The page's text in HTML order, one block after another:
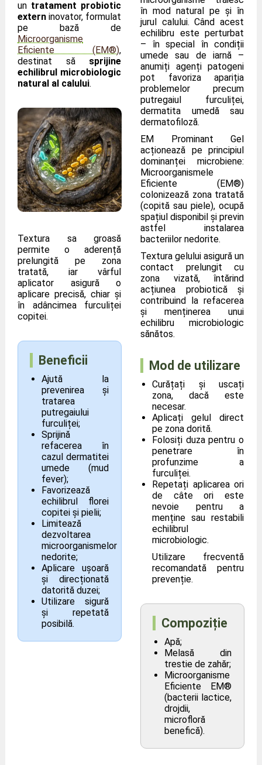
un tratament probiotic
extern inovator, formulat
pe bază de
Microorganisme
Eficiente (EM®),
destinat să sprijine
echilibrul microbiologic
natural al calului.
Textura sa groasă
permite o aderență
prelungită pe zona
tratată, iar vârful
aplicator asigură o
aplicare precisă, chiar și
în adâncimea furculiței
copitei.
Beneficii
Ajută la
prevenirea și
tratarea
putregaiului
furculiței;
Sprijină
refacerea în
cazul dermatitei
umede (mud
fever);
Favorizează
echilibrul florei
copitei și pielii;
Limitează
dezvoltarea
microorganismelor
nedorite;
Aplicare ușoară
și direcționată
datorită duzei;
Utilizare sigură
și repetată
posibilă.
în mod natural pe și în
jurul calului. Când acest
echilibru este perturbat
– în special în condiții
umede sau de iarnă –
anumiți agenți patogeni
pot favoriza apariția
problemelor precum
putregaiul furculiței,
dermatita umedă sau
dermatofiloză.
EM Prominant Gel
acționează pe principiul
dominanței microbiene:
Microorganismele
Eficiente (EM®)
colonizează zona tratată
(copită sau piele), ocupă
spațiul disponibil și previn
astfel instalarea
bacteriilor nedorite.
Textura gelului asigură un
contact prelungit cu
zona vizată, întărind
acțiunea probiotică și
contribuind la refacerea
și menținerea unui
echilibru microbiologic
sănătos.
Mod de utilizare
Curățați și uscați
zona, dacă este
necesar.
Aplicați gelul direct
pe zona dorită.
Folosiți duza pentru o
penetrare în
profunzime a
furculiței.
Repetați aplicarea ori
de câte ori este
nevoie pentru a
menține sau restabili
echilibrul
microbiologic.
Utilizare frecventă
recomandată pentru
prevenție.
Compoziție
Apă;
Melasă din
trestie de zahăr;
Microorganisme
Eficiente EM®
(bacterii lactice,
drojdii,
microfloră
benefică).